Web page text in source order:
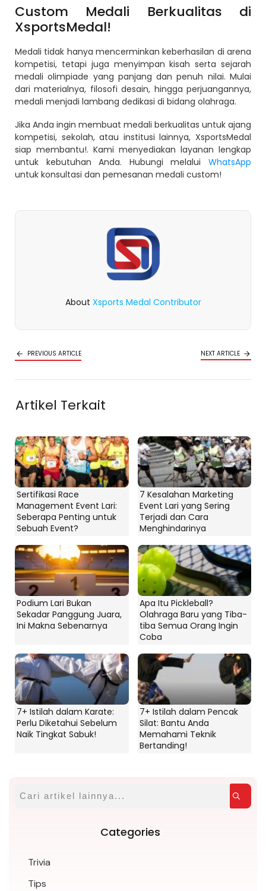
Custom Medali Berkualitas di
XsportsMedal!
Medali tidak hanya mencerminkan keberhasilan di arena
kompetisi, tetapi juga menyimpan kisah serta sejarah
medali olimpiade yang panjang dan penuh nilai. Mulai
dari materialnya, filosofi desain, hingga perjuangannya,
medali menjadi lambang dedikasi di bidang olahraga.
Jika Anda ingin membuat medali berkualitas untuk ajang
kompetisi, sekolah, atau institusi lainnya, XsportsMedal
siap membantu!. Kami menyediakan layanan lengkap
untuk kebutuhan Anda. Hubungi melalui WhatsApp
untuk konsultasi dan pemesanan medali custom!
About Xsports Medal Contributor
PREVIOUS ARTICLE NEXT ARTICLE
Artikel Terkait
Sertifikasi Race
Management Event Lari:
Seberapa Penting untuk
Sebuah Event?
7 Kesalahan Marketing
Event Lari yang Sering
Terjadi dan Cara
Menghindarinya
Podium Lari Bukan
Sekadar Panggung Juara,
Ini Makna Sebenarnya
Apa Itu Pickleball?
Olahraga Baru yang Tiba-
tiba Semua Orang Ingin
Coba
7+ Istilah dalam Karate:
Perlu Diketahui Sebelum
Naik Tingkat Sabuk!
7+ Istilah dalam Pencak
Silat: Bantu Anda
Memahami Teknik
Bertanding!
Categories
Trivia
Tips